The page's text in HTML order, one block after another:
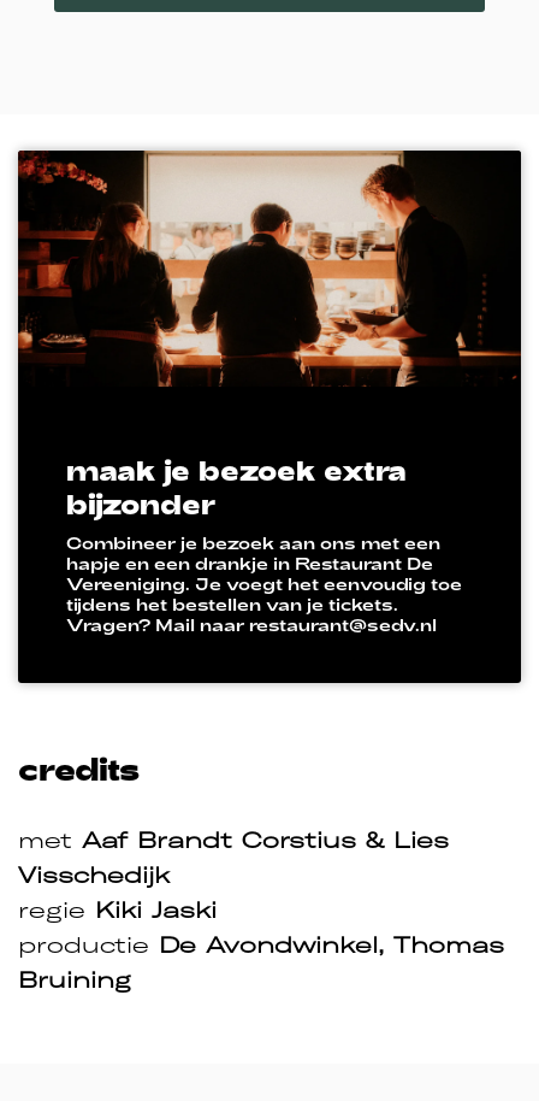
maak je bezoek extra
bijzonder
Combineer je bezoek aan ons met een
hapje en een drankje in Restaurant De
Vereeniging. Je voegt het eenvoudig toe
tijdens het bestellen van je tickets.
Vragen? Mail naar restaurant@sedv.nl
credits
met Aaf Brandt Corstius & Lies
Visschedijk
regie Kiki Jaski
productie De Avondwinkel, Thomas
Bruining